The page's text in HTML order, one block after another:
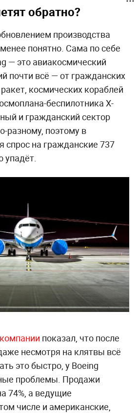
обратно?
производства
понятно. Сама по себе
— это авиакосмический
почти всё — от гражданских
космических кораблей
беспилотника X-
и гражданский сектор
разному, поэтому в
на гражданские 737
упадёт.
показал, что после
несмотря на клятвы всё
это быстро, у Boeing
проблемы. Продажи
74%, а ведущие
числе и американские,